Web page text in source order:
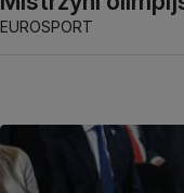
EUROSPORT